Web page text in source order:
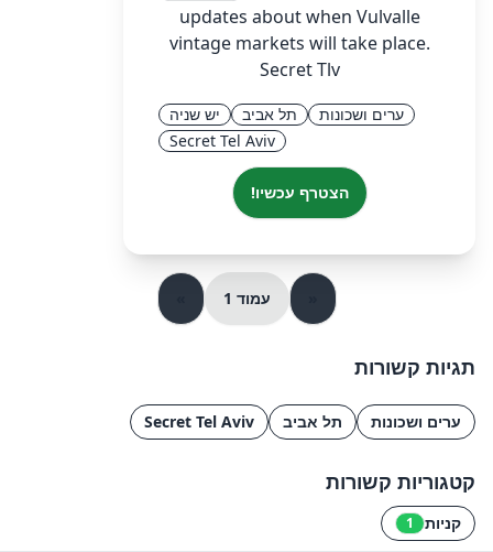
updates about when Vulvalle
vintage markets will take place.
Secret Tlv
ערים ושכונות תל אביב
יש שניה
Secret Tel Aviv
הצטרף עכשיו!
עמוד 1
תגיות קשורות
ערים ושכונות תל אביב Secret Tel Aviv
קטגוריות קשורות
קניות 1